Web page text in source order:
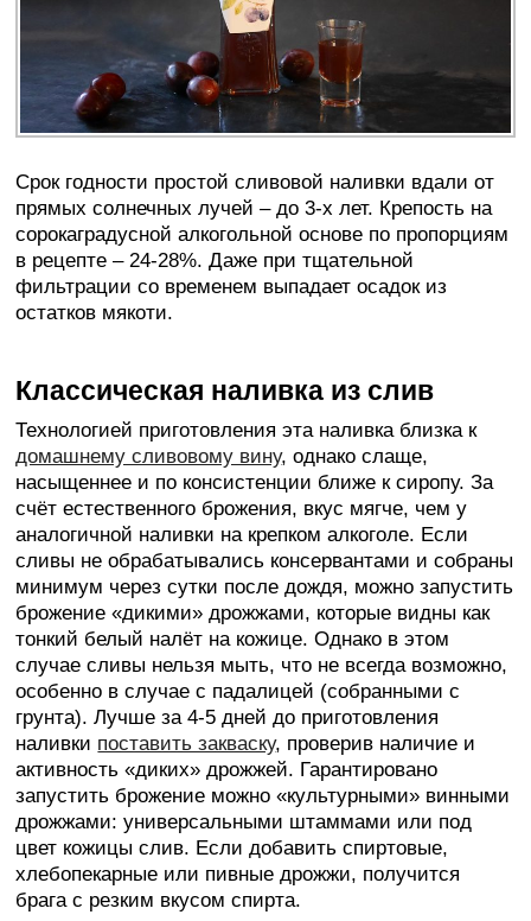
Срок годности простой сливовой наливки вдали от
прямых солнечных лучей – до 3-х лет. Крепость на
сорокаградусной алкогольной основе по пропорциям
в рецепте – 24-28%. Даже при тщательной
фильтрации со временем выпадает осадок из
остатков мякоти.
Классическая наливка из слив
Технологией приготовления эта наливка близка к
домашнему сливовому вину, однако слаще,
насыщеннее и по консистенции ближе к сиропу. За
счёт естественного брожения, вкус мягче, чем у
аналогичной наливки на крепком алкоголе. Если
сливы не обрабатывались консервантами и собраны
минимум через сутки после дождя, можно запустить
брожение «дикими» дрожжами, которые видны как
тонкий белый налёт на кожице. Однако в этом
случае сливы нельзя мыть, что не всегда возможно,
особенно в случае с падалицей (собранными с
грунта). Лучше за 4-5 дней до приготовления
наливки поставить закваску, проверив наличие и
активность «диких» дрожжей. Гарантировано
запустить брожение можно «культурными» винными
дрожжами: универсальными штаммами или под
цвет кожицы слив. Если добавить спиртовые,
хлебопекарные или пивные дрожжи, получится
брага с резким вкусом спирта.